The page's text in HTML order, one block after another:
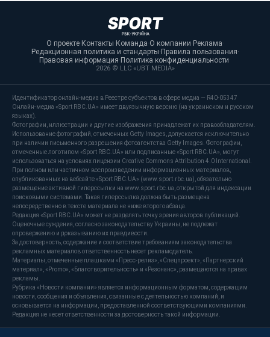
О проекте·Контакты·Команда·О компании·Реклама·
Редакционная политика и стандарты·Правила пользования·
Правовая информация·Политика конфиденциальности·
2026 © LLC «UBT MEDIA»
Идентификатор онлайн-медиа в Реестре субъектов в сфере медиа — R40-05347
Онлайн-медиа «Sport RBC.UA» имеет двуязычную версию (на украинском и русском
языках).
Фотографии, иллюстрации и другие изображения принадлежат их правообладателям.
Использование фотографий, отмеченных Getty Images, допускается исключительно
при наличии письменного разрешения фотоагентства Getty Images. Фотографии,
отмеченные логотипом «Sport RBC.UA» или подписанные «Sport RBC.UA», могут
использоваться на условиях лицензии Creative Commons Attribution 4.0 International.
При полном или частичном воспроизведении информационных материалов,
опубликованных на вебсайте «Sport RBC.UA» (www.sport.rbc.ua), обязательно
размещение активной гиперссылки на www.sport.rbc.ua, открытой для индексации
поисковыми системами. Такая гиперссылка должна быть размещена
непосредственно в тексте материала не ниже второго абзаца.
Редакция «Sport RBC.UA» может не разделять точку зрения авторов публикаций.
Оценочные суждения, согласно законодательству Украины, не подлежат
опровержению и доказыванию их правдивости.
За достоверность, содержание и соответствие требованиям законодательства
рекламных материалов ответственность несет рекламодатель.
Материалы, отмеченные плашками «Пресс-релиз», «Спецпроект», «Партнерский
материал», «Promo», «Благотворительность» и «Резонанс», размещаются на правах
рекламы.
Рубрика «Новости компании» является информационным форматом, содержащим
новости, сообщения и объявления, связанные с деятельностью компаний, и
основывается на информации, предоставленной соответствующими компаниями.
Редакция не несет ответственности за достоверность такой информации.